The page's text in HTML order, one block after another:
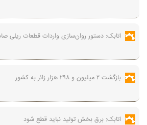
اتابک: دستور روان‌سازی واردات قطعات ریلی
بازگشت ۲ میلیون و ۲۹۸ هزار زائر به کشور
اتابک: برق بخش تولید نباید قطع شود